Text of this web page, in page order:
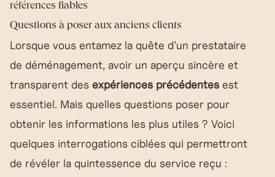
références fiables
Questions à poser aux anciens clients
Lorsque vous entamez la quête d'un prestataire
de déménagement, avoir un aperçu sincère et
transparent des expériences précédentes est
essentiel. Mais quelles questions poser pour
obtenir les informations les plus utiles ? Voici
quelques interrogations ciblées qui permettront
de révéler la quintessence du service reçu :